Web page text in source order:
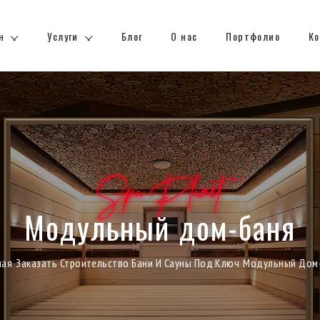
Услуги Блог О нас Портфолио
Spa Planet
Модульный дом-баня
Заказать Строительство Бани И Сауны Под Ключ Модульный
к расчету
размер помещения Под